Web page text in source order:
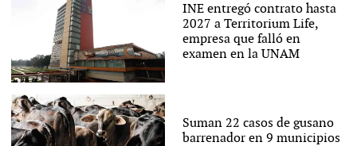
INE entregó contrato hasta
2027 a Territorium Life,
empresa que falló en
examen en la UNAM
Suman 22 casos de gusano
barrenador en 9 municipios